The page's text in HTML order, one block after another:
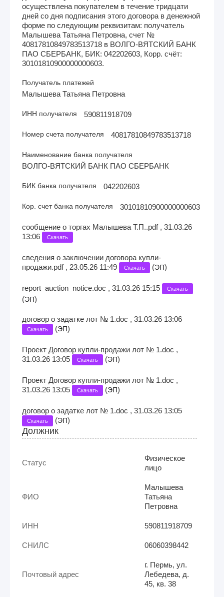
осуществлена покупателем в течение тридцати
дней со дня подписания этого договора в денежной
форме по следующим реквизитам: получатель
Малышева Татьяна Петровна, счет №
40817810849783513718 в ВОЛГО-ВЯТСКИЙ БАНК
ПАО СБЕРБАНК, БИК: 042202603, Корр. счёт:
30101810900000000603.
Получатель платежей
Малышева Татьяна Петровна
ИНН получателя 590811918709
Номер счета получателя 40817810849783513718
Наименование банка получателя
ВОЛГО-ВЯТСКИЙ БАНК ПАО СБЕРБАНК
БИК банка получателя 042202603
Кор. счет банка получателя 30101810900000000603
сообщение о торгах Малышева Т.П..pdf , 31.03.26
13:06
Скачать
сведения о заключении договора купли-
продажи.pdf , 23.05.26 11:49
Скачать (ЭП)
report_auction_notice.doc , 31.03.26 15:15 Скачать
(ЭП)
договор о задатке лот № 1.doc , 31.03.26 13:06
Скачать (ЭП)
Проект Договор купли-продажи лот № 1.doc ,
31.03.26 13:05
Скачать (ЭП)
Проект Договор купли-продажи лот № 1.doc ,
31.03.26 13:05
Скачать (ЭП)
договор о задатке лот № 1.doc , 31.03.26 13:05
Скачать (ЭП)
Должник
Статус
Физическое
лицо
ФИО
Малышева
Татьяна
Петровна
ИНН 590811918709
СНИЛС 06060398442
Почтовый адрес
г. Пермь, ул.
Лебедева, д.
45, кв. 38